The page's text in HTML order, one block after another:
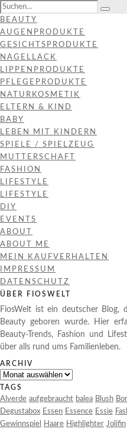
BEAUTY
AUGENPRODUKTE
GESICHTSPRODUKTE
NAGELLACK
LIPPENPRODUKTE
PFLEGEPRODUKTE
NATURKOSMETIK
ELTERN & KIND
BABY
LEBEN MIT KINDERN
SPIELE / SPIELZEUG
MUTTERSCHAFT
FASHION
LIFESTYLE
LIFESTYLE
DIY
EVENTS
ABOUT
ABOUT ME
MEIN KAUFVERHALTEN
IMPRESSUM
DATENSCHUTZ
ÜBER FIOSWELT
FiosWelt ist ein deutscher Blog,
Beauty geboren wurde. Hier
Beauty-Trends, Fashion und
über alls rund ums Familienleben.
ARCHIV
Archiv
TAGS
Alverde aufgebraucht balea Blush
Degustabox Essen Essence Essie
Gewinnspiel
Haare Highlighter Jolifin